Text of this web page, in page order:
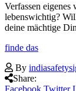
Verfassen
lebenswichtig?
deine mächtige
finde das
By
Share:
Facebook Twitter